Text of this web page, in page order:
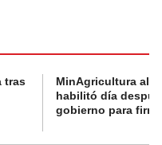
tras
MinAgricultura
habilitó día
gobierno para